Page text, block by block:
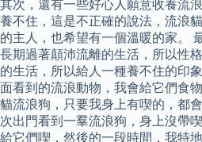
其次，還有一些好心人願意收養流
養不住，這是不正確的說法，流浪
的主人，也希望有一個溫暖的家。
長期過著顛沛流離的生活，所以性
的生活，所以給人一種養不住的印
面看到的流浪動物，我會給它們食
貓流浪狗，只要我身上有喫的，都
次出門看到一羣流浪狗，身上沒帶
給它們喫，然後的一段時間，我特